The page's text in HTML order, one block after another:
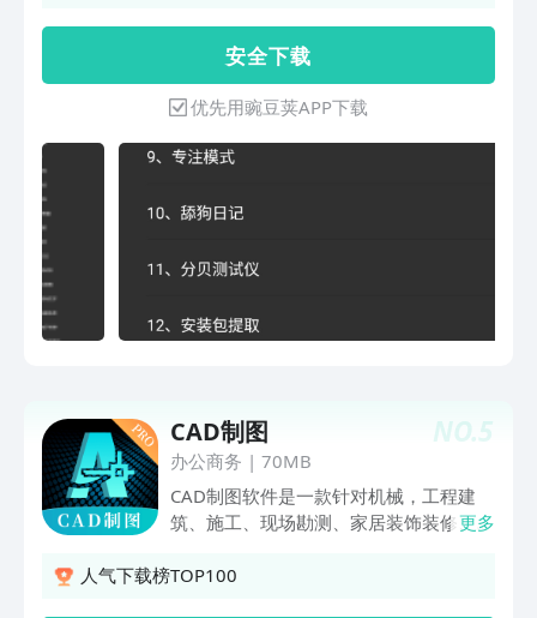
物流查询查看自己的快递到哪里了5、网
速测试查看自己当前手机的下载速度6、
天气查询查询当前城市的天气清空7、日
期推算根据当前日期推算指定天数的日期
8、趣味壁纸把当前相机作为壁纸9、专
10、舔狗日记看看舔狗的每日生活11、
12、安装包提取将自带的apk分享给身边
以滚动的横屏文案14、查看设备信息查
17、文字语音合成通过一段文字合成一
段语音【更多】：软件内置四种主题颜色
可选，我的收藏可以收藏你喜欢的小工
具。常用工具箱，你的效率小帮手！
安 全 下 载
优先用豌豆荚APP下载
NO.5
CAD制图
办公商务 | 70MB
CAD制图软件是一款针对机械，工程建
筑、施工、现场勘测、家居装饰装修、机
人群，提供CAD手机看图、CAD制图、
更多
人气下载榜TOP100